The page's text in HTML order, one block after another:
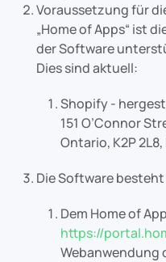
Voraussetzung für
„Home of Apps“ ist
der Software
Dies sind aktuell:
Shopify -
151 O’Connor
Ontario, K2P
Die Software
Dem Home of
https://
Webanwendung